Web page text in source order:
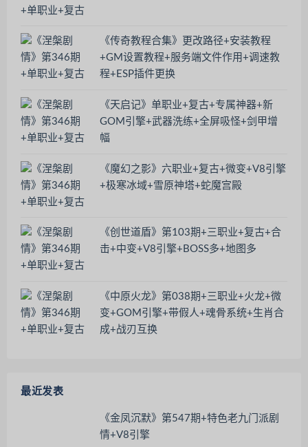
《传奇教程合集》更改路径+安装教程
+GM设置教程+服务端文件作用+调速教
程+ESP插件更换
《天启记》单职业+复古+专属神器+新
GOM引擎+武器洗练+全屏吸怪+剑甲增
幅
《魔幻之影》六职业+复古+微变+V8引擎
+极寒冰域+雪原神塔+蛇魔宫殿
《创世道盾》第103期+三职业+复古+合
击+中变+V8引擎+BOSS多+地图多
《中原火龙》第038期+三职业+火龙+微
变+GOM引擎+带假人+魂骨系统+生肖合
成+战刃互换
最近发表
《金凤沉默》第547期+特色老九门派剧
情+V8引擎